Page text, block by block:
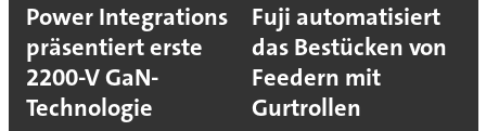
Power Integrations
präsentiert erste
2200-V GaN-
Technologie
Fuji automatisiert
das Bestücken von
Feedern mit
Gurtrollen